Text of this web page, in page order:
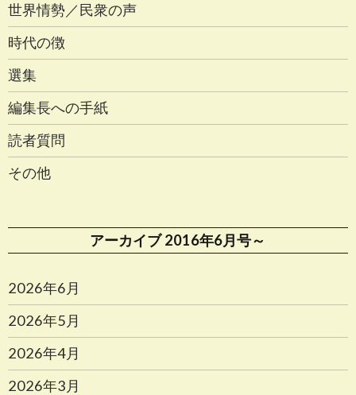
世界情勢／民衆の声
時代の徴
選集
編集長への手紙
読者質問
その他
アーカイブ 2016年6月号～
2026年6月
2026年5月
2026年4月
2026年3月